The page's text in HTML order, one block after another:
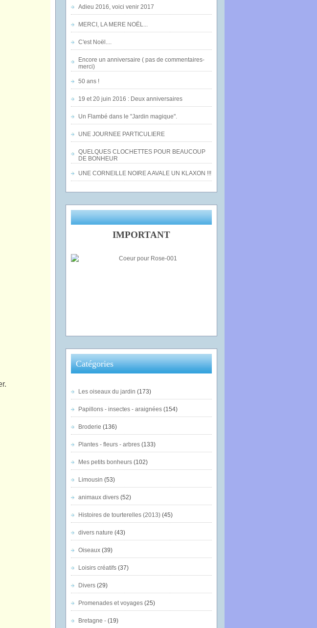
Adieu 2016, voici venir 2017
MERCI, LA MERE NOËL...
C'est Noël....
Encore un anniversaire ( pas de commentaires-
merci)
50 ans !
19 et 20 juin 2016 : Deux anniversaires
Un Flambé dans le "Jardin magique".
UNE JOURNEE PARTICULIERE
QUELQUES CLOCHETTES POUR BEAUCOUP
DE BONHEUR
UNE CORNEILLE NOIRE A AVALE UN KLAXON !!!
IMPORTANT
Catégories
Les oiseaux du jardin (173)
Papillons - insectes - araignées(154)
Broderie (136)
Plantes - fleurs - arbres(133)
Mes petits bonheurs(102)
Limousin (53)
animaux divers(52)
Histoires de tourterelles (2013)(45)
divers nature (43)
Oiseaux(39)
Loisirs créatifs(37)
Divers(29)
Promenades et voyages(25)
Bretagne -(19)